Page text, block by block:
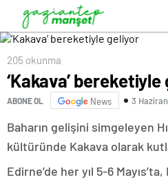
205 okunma
‘Kakava’
ABONE OL News 3
Baharın gelişini simgeleyen
kültüründe Kakava olarak
Edirne’de her yıl 5-6 Mayıs’ta,